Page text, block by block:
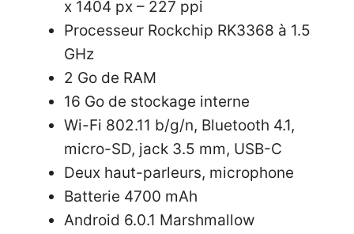
x 1404 px – 227 ppi
Processeur Rockchip RK3368 à 1.5
GHz
2 Go de RAM
16 Go de stockage interne
Wi-Fi 802.11 b/g/n, Bluetooth 4.1,
micro-SD, jack 3.5 mm, USB-C
Deux haut-parleurs, microphone
Batterie 4700 mAh
Android 6.0.1 Marshmallow